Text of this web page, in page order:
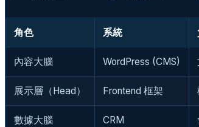
角色 系統
內容大腦 WordPress (CMS)
展示層（Head） Frontend 框架
數據大腦 CRM